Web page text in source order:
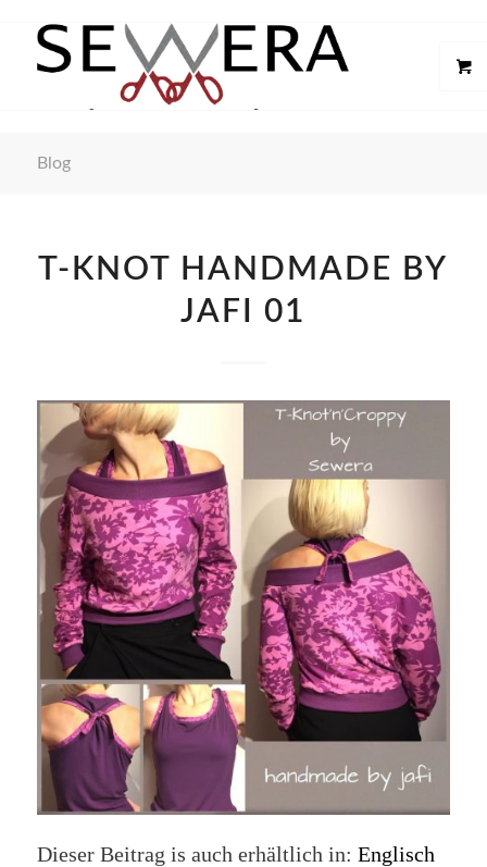
Blog
T-KNOT HANDMADE BY
JAFI 01
Dieser Beitrag is auch erhältlich in: Englisch